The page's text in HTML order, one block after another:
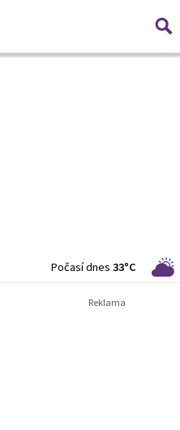
Počasí dnes 33°C